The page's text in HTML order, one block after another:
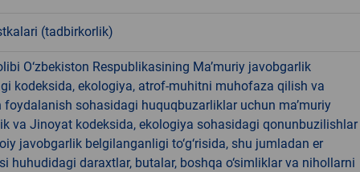
(tadbirkorlik)
O‘zbekiston Respublikasining Ma’muriy javobgarlik
kodeksida, ekologiya, atrof-muhitni muhofaza qilish va
sohasidagi huquqbuzarliklar uchun ma’muriy
va Jinoyat kodeksida, ekologiya sohasidagi qonunbuzilishlar
javobgarlik belgilanganligi to‘g‘risida, shu jumladan er
huhudidagi daraxtlar, butalar, boshqa o‘simliklar va nihollarni